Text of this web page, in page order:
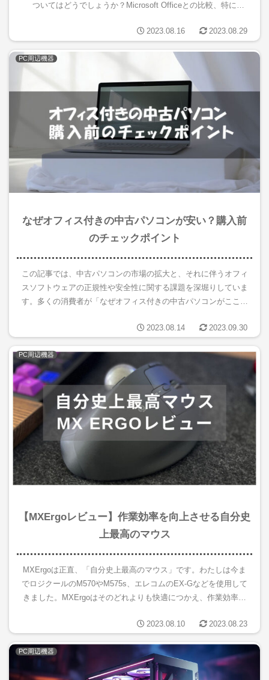
ついてはどうでしょうか？Microsoft Officeとの比較、特に
2023.08.16
2023.08.29
PC周辺機器
なぜオフィス付きの中古パソコンが安い？購入前
のチェックポイント
この記事では、中古パソコンの市場の拡大と、それに伴うオフィ
スソフトウェアの正規性や安全性に関する課題を深堀りしていま
す。多くの消費者が「なぜオフィス付きの中古パソコンがここま
る事実や...2023.08.14 2023.09.30
PC周辺機器
【MXErgoレビュー】作業効率を向上させる自分史
上最高のマウス
MXErgoは正直、「自分史上最高のマウス」です。わたしは今ま
でロジクールのM570やM575s、エレコムのEX-Gなどを使用して
きました。MXErgoはそのどれよりも快適につかえ、作業効率の
2023.08.10
2023.08.23
PC周辺機器